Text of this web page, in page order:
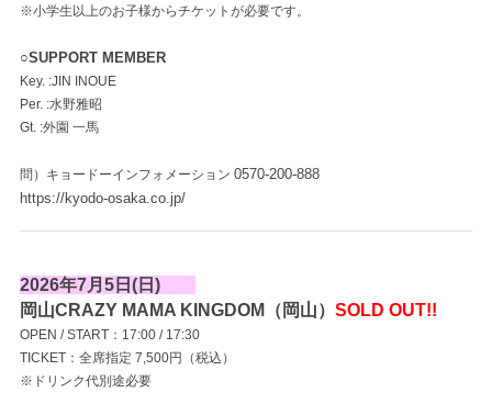
※小学生以上のお子様からチケットが必要です。
○SUPPORT MEMBER
Key. :JIN INOUE
Per. :水野雅昭
Gt. :外園 一馬
問）キョードーインフォメーション 0570-200-888
https://kyodo-osaka.co.jp/
2026年7月5日(日)
岡山CRAZY MAMA KINGDOM（岡山） SOLD OUT!!
OPEN / START：17:00 / 17:30
TICKET：全席指定 7,500円（税込）
※ドリンク代別途必要